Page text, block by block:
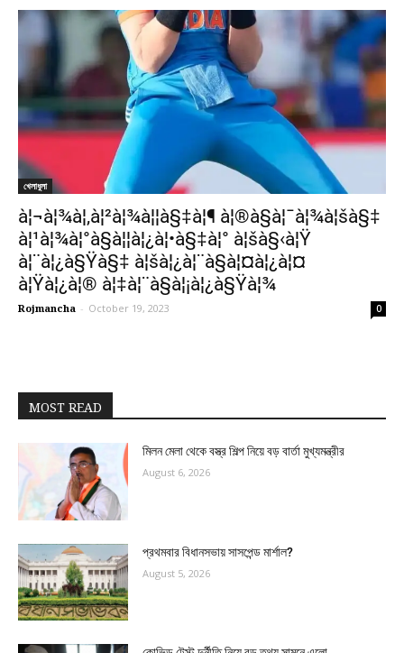
খেলাধুলা
à¦¬à¦¾à¦‚à¦²à¦¾à¦¦à§‡à¦¶ à¦®à§à¦¯à¦¾à¦šà§‡
à¦¹à¦¾à¦°à§à¦¦à¦¿à¦•à§‡à¦° à¦šà§‹à¦Ÿ
à¦¨à¦¿à§Ÿà§‡ à¦šà¦¿à¦¨à§à¦¤à¦¿à¦¤
à¦Ÿà¦¿à¦® à¦‡à¦¨à§à¦¡à¦¿à§Ÿà¦¾
Rojmancha - October 19, 2023 0
MOST READ
মিলন মেলা থেকে বস্ত্র শিল্প নিয়ে বড় বার্তা মুখ্যমন্ত্রীর
August 6, 2026
প্রথমবার বিধানসভায় সাসপেন্ড মার্শাল?
August 5, 2026